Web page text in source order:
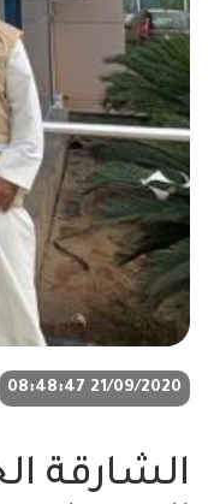
21/09/2020 08:48:47
الشارقة